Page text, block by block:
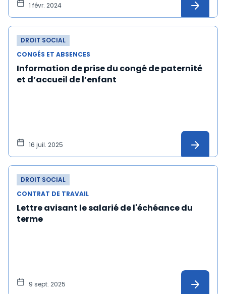
1 févr. 2024
DROIT SOCIAL
CONGÉS ET ABSENCES
Information de prise du congé de paternité
et d’accueil de l’enfant
16 juil. 2025
DROIT SOCIAL
CONTRAT DE TRAVAIL
Lettre avisant le salarié de l'échéance du
terme
9 sept. 2025